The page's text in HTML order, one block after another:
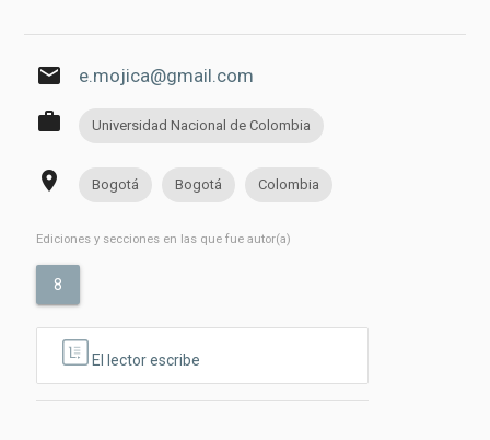
email e.mojica@gmail.com
work Universidad Nacional de Colombia
place Bogotá Bogotá Colombia
Ediciones y secciones en las que fue autor(a)
8
El lector escribe